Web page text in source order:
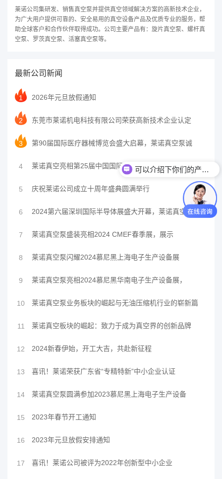
莱诺公司集研发、销售真空泵并提供真空领域解决方案的高新技术企业，
为广大用户提供可靠的、安全易用的真空设备产品及优质专业的服务，帮
助全球客户和合作伙伴取得成功。公司主要产品有：旋片真空泵、螺杆真
空泵、罗茨真空泵、活塞真空泵等。
最新公司新闻
1 2026年元旦放假通知
2 东莞市莱诺机电科技有限公司荣获高新技术企业认定
3 第90届国际医疗器械博览会盛大启幕，莱诺真空泵诚
4 莱诺真空亮相第25届中国国际光博会，引领真空技术
5 庆祝莱诺公司成立十周年盛典圆满举行
6 2024第六届深圳国际半导体展盛大开幕，莱诺真空
7 莱诺真空泵盛装亮相2024 CMEF春季展，展示
8 莱诺真空泵闪耀2024慕尼黑上海电子生产设备展
9 莱诺真空泵亮相2024慕尼黑华南电子生产设备展，
10 莱诺真空泵业务板块的崛起与无油压缩机行业的崭新篇
11 莱诺真空板块的崛起：致力于成为真空界的创新品牌
12 2024新春伊始，开工大吉，共赴新征程
13 喜讯！莱诺荣获广东省“专精特新”中小企业认证
14 莱诺真空泵圆满参加2023慕尼黑上海电子生产设备
15 2023年春节开工通知
16 2023年元旦放假安排通知
17 喜讯！莱诺公司被评为2022年创新型中小企业
你们是厂家吗？